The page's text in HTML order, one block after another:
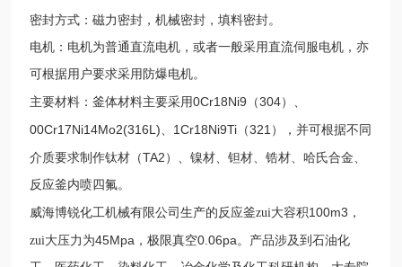
密封方式：磁力密封，机械密封，填料密封。
电机：电机为普通直流电机，或者一般采用直流伺服电机，亦
可根据用户要求采用防爆电机。
主要材料：釜体材料主要采用0Cr18Ni9 （304）、
00Cr17Ni14Mo2(316L) 1Cr18Ni9Ti （321 ），并可根据不同
介质要求制作钛材（TA2 ）、镍材、钽材、锆材、哈氏合金、
反应釜内喷四氟。
威海博锐化工机械有限公司生产的反应釜zui大容积100m3 ，
zui大压力为45Mpa ，极限真空0.06pa 。产品涉及到石油化